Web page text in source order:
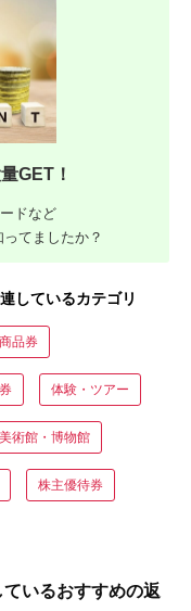
GET！
ドなど
てましたか？
しているカテゴリ
商品券
体験・ツアー
美術館・博物館
株主優待券
いるおすすめの返